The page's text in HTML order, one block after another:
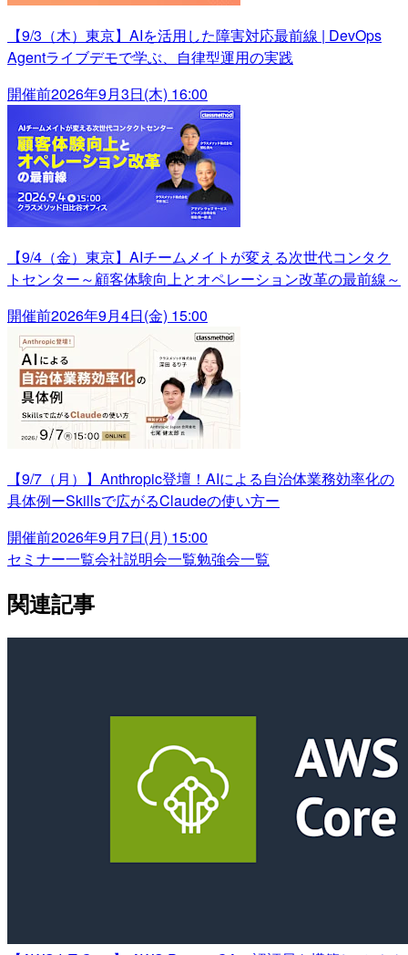
【9/3（木）東京】AIを活用した障害対応最前線 | DevOps
Agentライブデモで学ぶ、自律型運用の実践
開催前2026年9月3日(木) 16:00
【9/4（金）東京】AIチームメイトが変える次世代コンタク
トセンター～顧客体験向上とオペレーション改革の最前線～
開催前2026年9月4日(金) 15:00
【9/7（月）】Anthropic登壇！AIによる自治体業務効率化の
具体例ーSkillsで広がるClaudeの使い方ー
開催前2026年9月7日(月) 15:00
セミナー一覧会社説明会一覧勉強会一覧
関連記事